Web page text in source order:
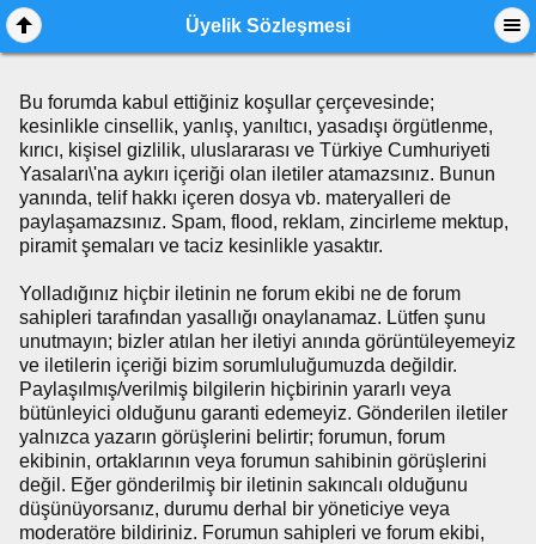
Üyelik Sözleşmesi
Bu forumda kabul ettiğiniz koşullar çerçevesinde;
kesinlikle cinsellik, yanlış, yanıltıcı, yasadışı örgütlenme,
kırıcı, kişisel gizlilik, uluslararası ve Türkiye Cumhuriyeti
Yasaları\'na aykırı içeriği olan iletiler atamazsınız. Bunun
yanında, telif hakkı içeren dosya vb. materyalleri de
paylaşamazsınız. Spam, flood, reklam, zincirleme mektup,
piramit şemaları ve taciz kesinlikle yasaktır.
Yolladığınız hiçbir iletinin ne forum ekibi ne de forum
sahipleri tarafından yasallığı onaylanamaz. Lütfen şunu
unutmayın; bizler atılan her iletiyi anında görüntüleyemeyiz
ve iletilerin içeriği bizim sorumluluğumuzda değildir.
Paylaşılmış/verilmiş bilgilerin hiçbirinin yararlı veya
bütünleyici olduğunu garanti edemeyiz. Gönderilen iletiler
yalnızca yazarın görüşlerini belirtir; forumun, forum
ekibinin, ortaklarının veya forumun sahibinin görüşlerini
değil. Eğer gönderilmiş bir iletinin sakıncalı olduğunu
düşünüyorsanız, durumu derhal bir yöneticiye veya
moderatöre bildiriniz. Forumun sahipleri ve forum ekibi,